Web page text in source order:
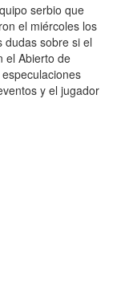
serbio que
el miércoles los
dudas sobre si el
el Abierto de
y el jugador